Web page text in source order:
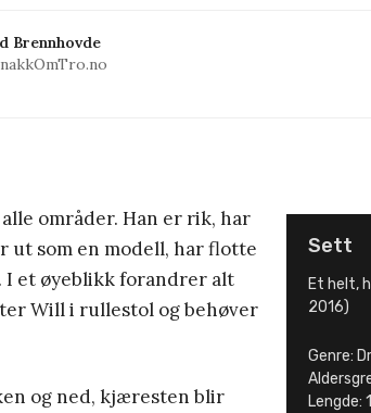
Brennhovde
Sett
Et helt,
2016)
Genre:
Lengde:
områder. Han er rik, har
ut som en modell, har flotte
I et øyeblikk forandrer alt
Will i rullestol og behøver
og ned, kjæresten blir